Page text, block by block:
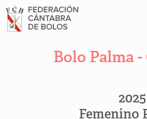
Bolo Palma
2025
Femenino